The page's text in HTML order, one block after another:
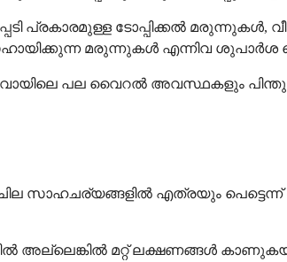
പ്രകാരമുള്ള ടോപ്പിക്കൽ മരുന്നുകൾ,
മരുന്നുകൾ എന്നിവ ശുപാർശ
പല വൈറൽ അവസ്ഥകളും
ചില സാഹചര്യങ്ങളിൽ എത്രയും
അല്ലെങ്കിൽ മറ്റ് ലക്ഷണങ്ങൾ